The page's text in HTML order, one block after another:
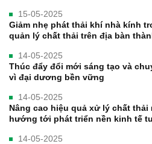
15-05-2025
Giảm nhẹ phát thải khí nhà kính
quản lý chất thải trên địa bàn
14-05-2025
Thúc đẩy đổi mới sáng tạo và
vì đại dương bền vững
14-05-2025
Nâng cao hiệu quả xử lý chất thải
hướng tới phát triển nền kinh tế
14-05-2025